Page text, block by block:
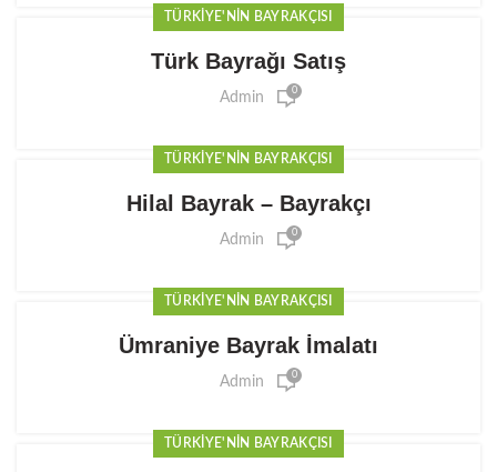
TÜRKIYE'NIN BAYRAKÇISI
Türk Bayrağı Satış
Admin 0
TÜRKIYE'NIN BAYRAKÇISI
Hilal Bayrak – Bayrakçı
Admin 0
TÜRKIYE'NIN BAYRAKÇISI
Ümraniye Bayrak İmalatı
Admin 0
TÜRKIYE'NIN BAYRAKÇISI